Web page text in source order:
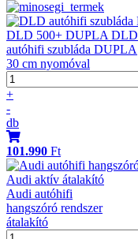
DLD 500+ DUPLA DLD
autóhifi szubláda DUPLA
30 cm nyomóval
+
-
db
101.990 Ft
Audi aktív átalakító
Audi autóhifi
hangszóró rendszer
átalakító